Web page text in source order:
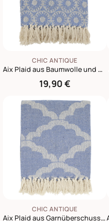
CHIC ANTIQUE
Aix Plaid aus Baumwolle und Garnüberschuss Kreismuster
19,90 €
CHIC ANTIQUE
Aix Plaid aus Garnüberschuss - Sky Blue